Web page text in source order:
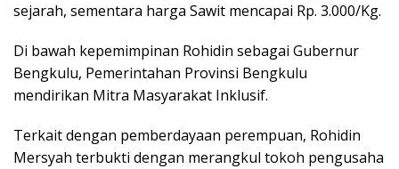
sejarah, sementara harga Sawit mencapai Rp. 3.000/Kg.
Di bawah kepemimpinan Rohidin sebagai Gubernur
Bengkulu, Pemerintahan Provinsi Bengkulu
mendirikan Mitra Masyarakat Inklusif.
Terkait dengan pemberdayaan perempuan, Rohidin
Mersyah terbukti dengan merangkul tokoh pengusaha